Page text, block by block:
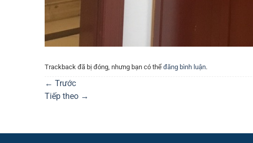
Trackback đã bị đóng, nhưng bạn có thể đăng bình luận.
← Trước
Tiếp theo →